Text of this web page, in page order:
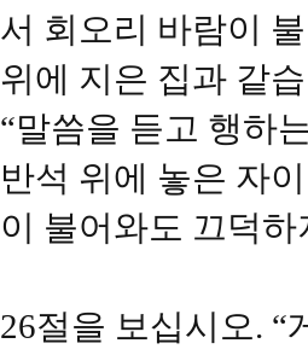
서 회오리 바람이
위에 지은 집과 같
“말씀을 듣고 행하
반석 위에 놓은 자
이 불어와도 끄덕
26절을 보십시오. “